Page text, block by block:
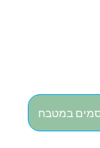
במטבח